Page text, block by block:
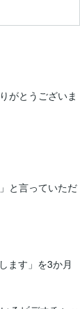
がとうございま
と言っていただ
ます」を3か月